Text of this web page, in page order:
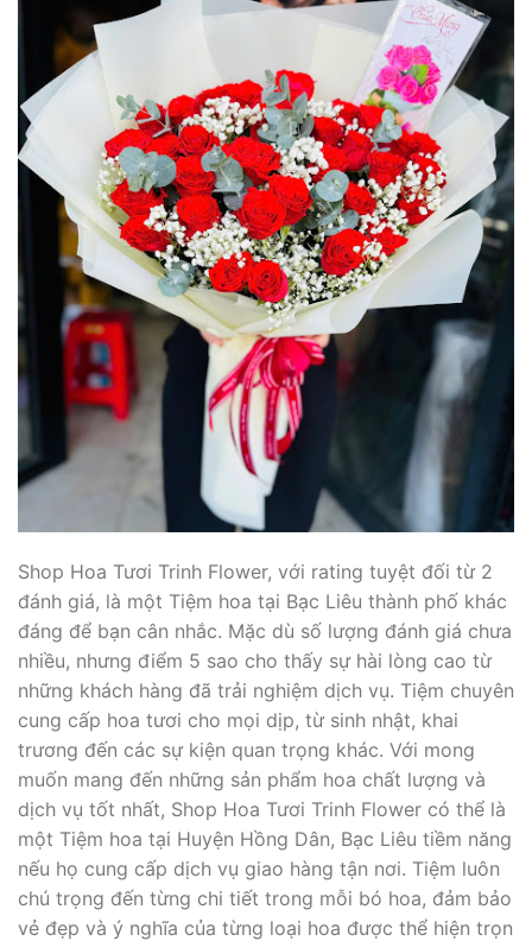
Shop Hoa Tươi Trinh Flower, với rating tuyệt đối từ 2
đánh giá, là một Tiệm hoa tại Bạc Liêu thành phố khác
đáng để bạn cân nhắc. Mặc dù số lượng đánh giá chưa
nhiều, nhưng điểm 5 sao cho thấy sự hài lòng cao từ
những khách hàng đã trải nghiệm dịch vụ. Tiệm chuyên
cung cấp hoa tươi cho mọi dịp, từ sinh nhật, khai
trương đến các sự kiện quan trọng khác. Với mong
muốn mang đến những sản phẩm hoa chất lượng và
dịch vụ tốt nhất, Shop Hoa Tươi Trinh Flower có thể là
một Tiệm hoa tại Huyện Hồng Dân, Bạc Liêu tiềm năng
nếu họ cung cấp dịch vụ giao hàng tận nơi. Tiệm luôn
chú trọng đến từng chi tiết trong mỗi bó hoa, đảm bảo
vẻ đẹp và ý nghĩa của từng loại hoa được thể hiện trọn